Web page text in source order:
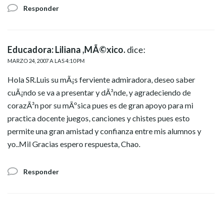
Responder
Educadora: Liliana ,MÃ©xico.dice:
MARZO 24, 2007 A LAS 4:10 PM
Hola SR.Luis su mÃ¡s ferviente admiradora, deseo saber
cuÃ¡ndo se va a presentar y dÃ³nde, y agradeciendo de
corazÃ³n por su mÃºsica pues es de gran apoyo para mi
practica docente juegos, canciones y chistes pues esto
permite una gran amistad y confianza entre mis alumnos y
yo..Mil Gracias espero respuesta, Chao.
Responder